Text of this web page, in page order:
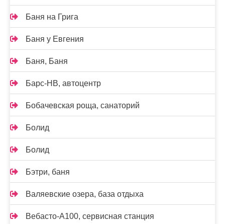
Баня на Грига
Баня у Евгения
Баня, Баня
Барс-НВ, автоцентр
Бобачевская роща, санаторий
Болид
Болид
Бэтри, баня
Валяевские озера, база отдыха
Вебасто-А100, сервисная станция